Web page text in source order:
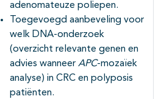
adenomateuze poliepen.
Toegevoegd aanbeveling voor
welk DNA-onderzoek
(overzicht relevante genen en
advies wanneer APC-mozaïek
analyse) in CRC en polyposis
patiënten.